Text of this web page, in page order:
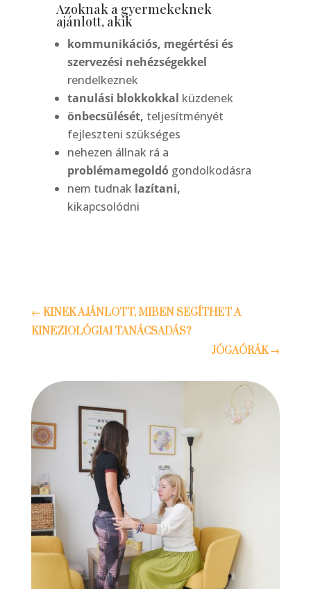
Azoknak a gyermekeknek
ajánlott, akik
kommunikációs, megértési és
szervezési nehézségekkel
rendelkeznek
tanulási blokkokkal küzdenek
önbecsülését, teljesítményét
fejleszteni szükséges
nehezen állnak rá a
problémamegoldógondolkodásra
nem tudnak lazítani,
kikapcsolódni
← KINEK AJÁNLOTT, MIBEN SEGÍTHET A
KINEZIOLÓGIAI TANÁCSADÁS?
JÓGAÓRÁK→